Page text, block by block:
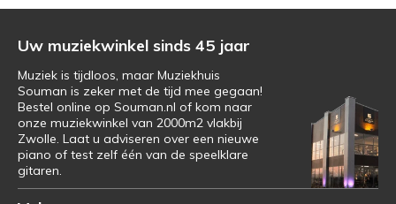
Uw muziekwinkel sinds 45 jaar
Muziek is tijdloos, maar Muziekhuis
Souman is zeker met de tijd mee gegaan!
Bestel online op Souman.nl of kom naar
onze muziekwinkel van 2000m2 vlakbij
Zwolle. Laat u adviseren over een nieuwe
piano of test zelf één van de speelklare
gitaren.